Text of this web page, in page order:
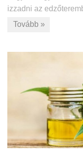
izzadni az
Tovább »